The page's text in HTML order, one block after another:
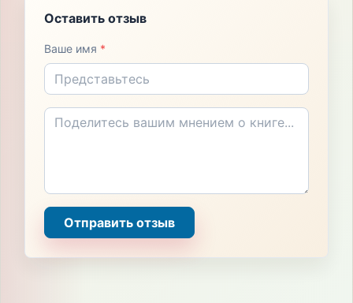
Оставить отзыв
Ваше имя *
Отправить отзыв